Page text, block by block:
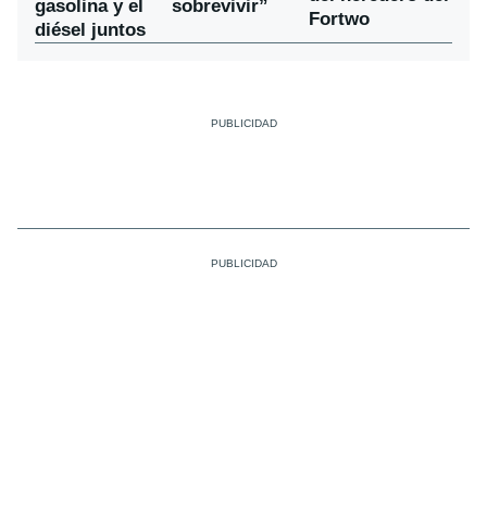
gasolina y el
diésel juntos
sobrevivir”
Fortwo